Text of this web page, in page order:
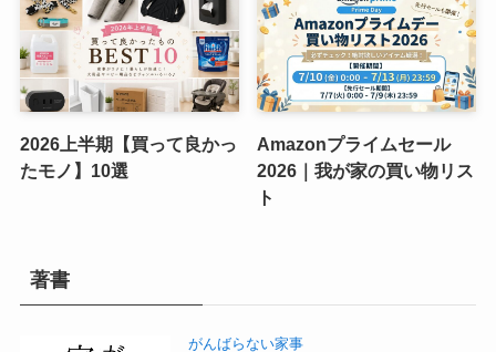
2026上半期【買って良かっ
たモノ】10選
Amazonプライムセール
2026｜我が家の買い物リス
ト
著書
がんばらない家事